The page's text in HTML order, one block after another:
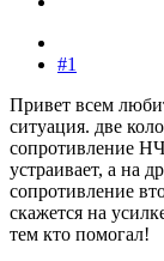
#1
Привет всем
ситуация. две
сопротивление
устраивает, а на
сопротивление
скажется на
тем кто помогал!